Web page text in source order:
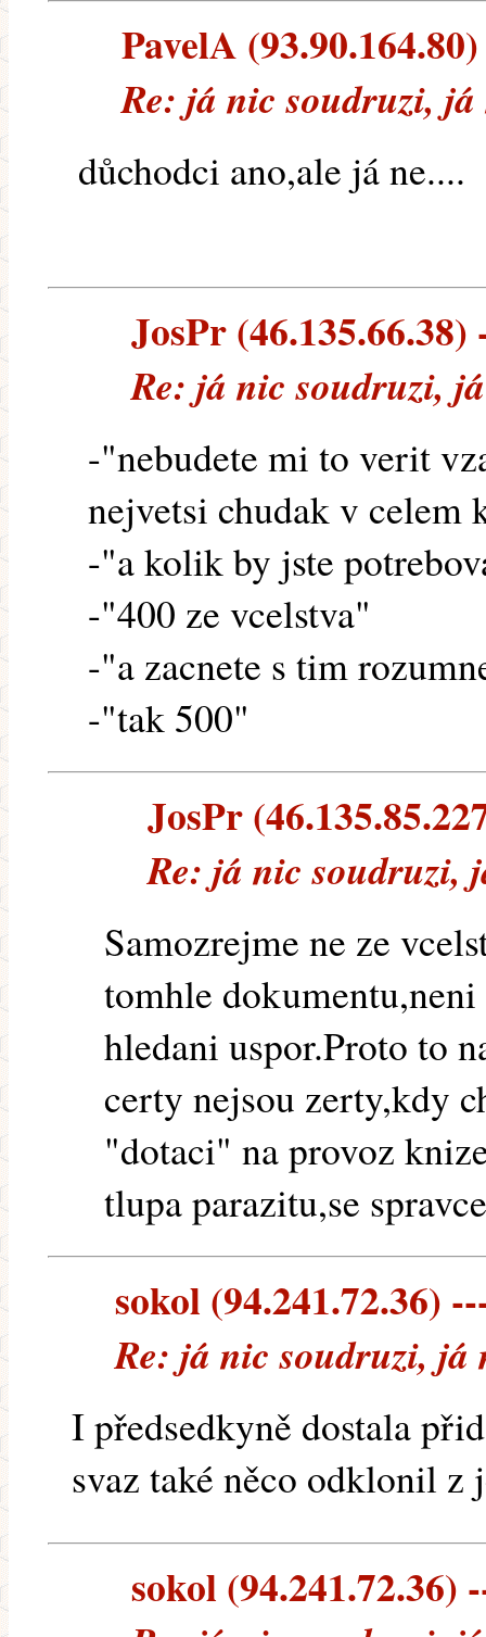
PavelA
Re: já nic soudruzi,
důchodci ano,ale já ne....
JosPr (46.135.66.38)
Re: já nic soudruzi,
-"nebudete mi to verit
nejvetsi chudak v celem
-"a kolik by jste
-"400 ze vcelstva"
-"a zacnete s tim
-"tak 500"
JosPr
Re: já nic soudruzi,
Samozrejme ne ze
tomhle
hledani uspor.Proto to
certy nejsou zerty,kdy
"dotaci" na provoz
tlupa parazitu,se
sokol (94.241.72.36)
Re: já nic soudruzi,
I předsedkyně dostala
svaz také něco odklonil z
sokol (94.241.72.36)